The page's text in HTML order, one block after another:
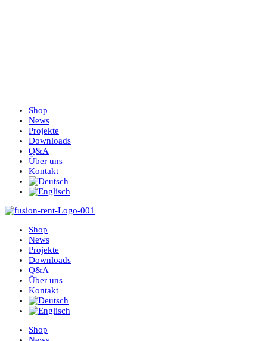
Shop
News
Projekte
Downloads
Q&A
Über uns
Kontakt
Shop
News
Projekte
Downloads
Q&A
Über uns
Kontakt
Shop